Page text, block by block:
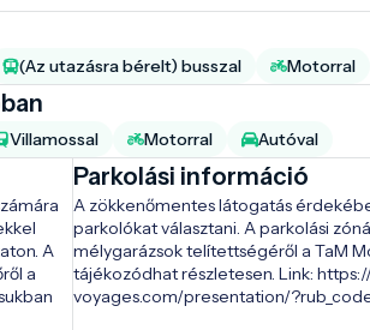
(Az utazásra bérelt) busszal Motorral
Villamossal Motorral Autóval
A
a
Parkolási információ
A zökkenőmentes látogatás
parkolókat választani. A parkolási
mélygarázsok telítettségéről a TaM
tájékozódhat részletesen. Link:
voyages.com/presentation/